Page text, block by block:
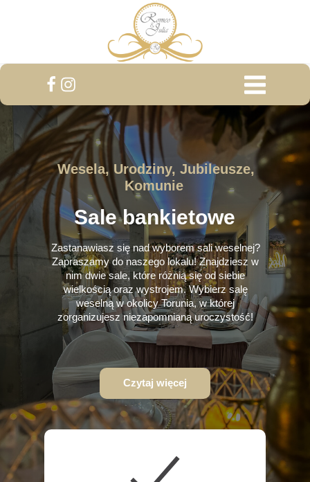
Wesela, Urodziny, Jubileusze,
Komunie
Sale bankietowe
Zastanawiasz się nad wyborem sali weselnej?
Zapraszamy do naszego lokalu! Znajdziesz w
nim dwie sale, które różnią się od siebie
wielkością oraz wystrojem. Wybierz salę
weselną w okolicy Torunia, w której
zorganizujesz niezapomnianą uroczystość!
Czytaj więcej